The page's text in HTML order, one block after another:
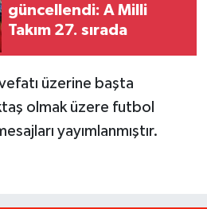
güncellendi: A Milli
Takım 27. sırada
üzerine başta
olmak üzere futbol
yayımlanmıştır.